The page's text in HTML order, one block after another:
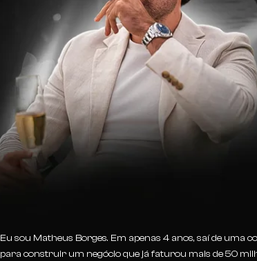
Eu sou Matheus Borges. Em apenas 4 anos, saí de uma
para construir um negócio que já faturou mais de 50